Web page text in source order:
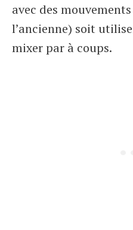
avec des
l’ancienne) soit
mixer par à coups.